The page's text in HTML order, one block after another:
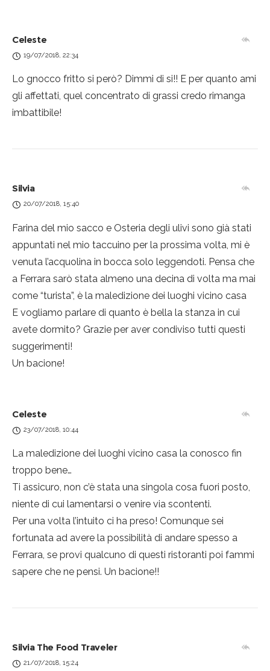
Celeste
19/07/2018, 22:34
Lo gnocco fritto si però? Dimmi di si!! E per quanto ami
gli affettati, quel concentrato di grassi credo rimanga
imbattibile!
Silvia
20/07/2018, 15:40
Farina del mio sacco e Osteria degli ulivi sono già stati
appuntati nel mio taccuino per la prossima volta, mi è
venuta l’acquolina in bocca solo leggendoti. Pensa che
a Ferrara sarò stata almeno una decina di volta ma mai
come “turista”, è la maledizione dei luoghi vicino casa
E vogliamo parlare di quanto è bella la stanza in cui
avete dormito? Grazie per aver condiviso tutti questi
suggerimenti!
Un bacione!
Celeste
23/07/2018, 10:44
La maledizione dei luoghi vicino casa la conosco fin
troppo bene…
Ti assicuro, non c’è stata una singola cosa fuori posto,
niente di cui lamentarsi o venire via scontenti.
Per una volta l’intuito ci ha preso! Comunque sei
fortunata ad avere la possibilità di andare spesso a
Ferrara, se provi qualcuno di questi ristoranti poi fammi
sapere che ne pensi. Un bacione!!
Silvia The Food Traveler
21/07/2018, 15:24